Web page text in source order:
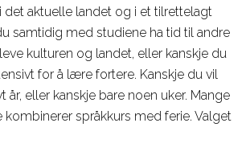
det aktuelle landet og i et tilrettelagt
samtidig med studiene ha tid til andre
kulturen og landet, eller kanskje du
for å lære fortere. Kanskje du vil
eller kanskje bare noen uker. Mange
kombinerer språkkurs med ferie. Valget